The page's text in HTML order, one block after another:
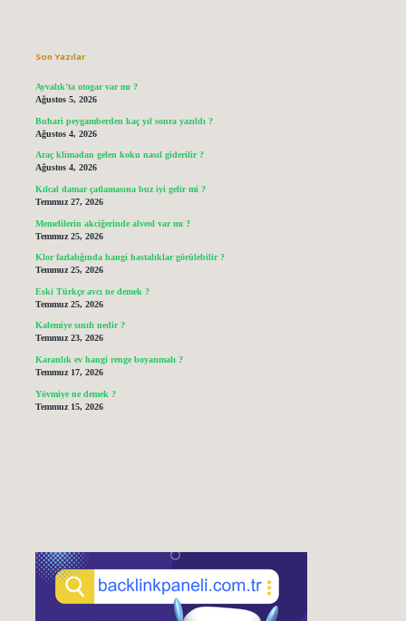
Son Yazılar
Ayvalık’ta otogar var mı ?
Ağustos 5, 2026
Buhari peygamberden kaç yıl sonra yazıldı ?
Ağustos 4, 2026
Araç klimadan gelen koku nasıl giderilir ?
Ağustos 4, 2026
Kılcal damar çatlamasına buz iyi gelir mi ?
Temmuz 27, 2026
Memelilerin akciğerinde alveol var mı ?
Temmuz 25, 2026
Klor fazlalığında hangi hastalıklar görülebilir ?
Temmuz 25, 2026
Eski Türkçe avcı ne demek ?
Temmuz 25, 2026
Kalemiye sınıfı nedir ?
Temmuz 23, 2026
Karanlık ev hangi renge boyanmalı ?
Temmuz 17, 2026
Yövmiye ne demek ?
Temmuz 15, 2026